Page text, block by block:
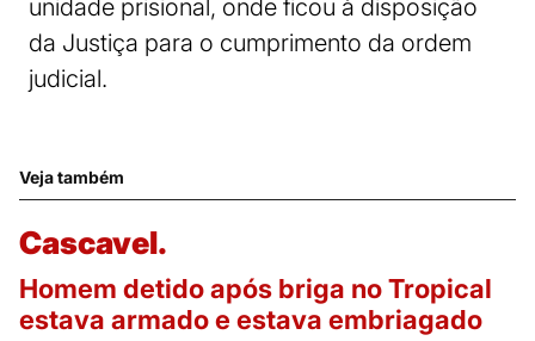
unidade prisional, onde ficou à disposição
da Justiça para o cumprimento da ordem
judicial.
Veja também
Cascavel.
Homem detido após briga no Tropical
estava armado e estava embriagado